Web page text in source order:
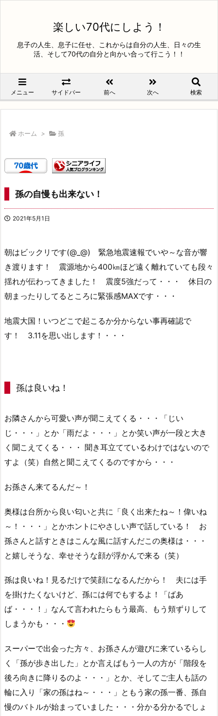
楽しい70代にしよう！
息子の人生、息子に任せ、これからは自分の人生、日々の生
活、そして70代の自分と向かい合って行こう！！
メニュー サイドバー 前へ 次へ 検索
ホーム > 孫
孫の自慢も出来ない！
2021年5月1日
朝はビックリです(@_@) 緊急地震速報でいや～な音が響
き渡ります！ 震源地から400㎞ほど遠く離れていても段々
揺れが伝わってきました！ 震度5強だって・・・ 休日の
朝まったりしてるところに緊張感MAXです・・・
地震大国！いつどこで起こるか分からない事再確認で
す！ 3.11を思い出します！・・・
孫は良いね！
お隣さんから可愛い声が聞こえてくる・・・「じい
じ・・・」とか「雨だよ・・・」とか笑い声が一段と大き
く聞こえてくる・・・ 聞き耳立てているわけではないので
すよ（笑）自然と聞こえてくるのですから・・・
お孫さん来てるんだ～！
奥様は台所から良い匂いと共に「良く出来たね～！偉いね
～！・・・」とかホントにやさしい声で話している！ お
孫さんと話すときはこんな風に話すんだこの奥様は・・・
と嬉しそうな、幸せそうな顔が浮かんで来る（笑）
孫は良いね！見るだけで笑顔になるんだから！ 夫には手
を掛けたくないけど、孫には何でもするよ！「ばあ
ば・・・！」なんて言われたらもう最高、もう頬ずりして
しまうかも・・・
スーパーで出会った方々、お孫さんが遊びに来ているらし
く「孫が歩き出した」とか言えばもう一人の方が「階段を
後ろ向きに降りるのよ・・・」とか、そしてご主人も話の
輪に入り「家の孫はね～・・・」ともう家の孫一番、孫自
慢のバトルが始まっていました・・・分かる分かるでしょ